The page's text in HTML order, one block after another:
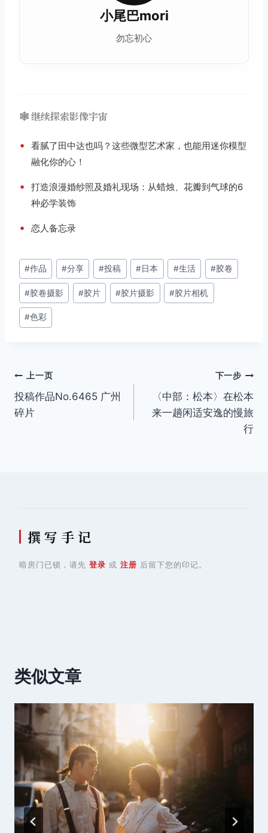
小尾巴mori
勿忘初心
🕸️ 继续探索影像宇宙
•
看腻了田中达也吗？这些微型艺术家，也能用迷你模型
融化你的心！
•
打造浪漫婚纱照及婚礼现场：从蜡烛、花瓣到气球的6
种必学装饰
• 恋人备忘录
文
章
标
签：
#作品 #分享 #投稿 #日本 #生活 #胶卷
#胶卷摄影 #胶片 #胶片摄影 #胶片相机
#色彩
文
章
上一页
投稿作品No.6465 广州
碎片
下一步
〈中部：松本〉在松本
来一趟闲适安逸的慢旅
行
撰 写 手 记
暗房门已锁，请先 登录 或 注册 后留下您的印记。
类似文章